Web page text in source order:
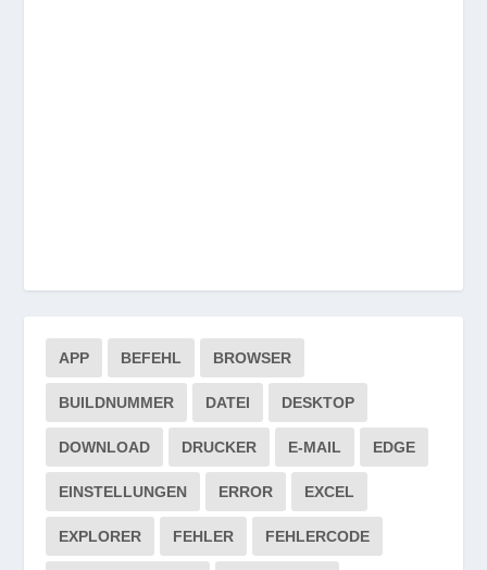
APP BEFEHL BROWSER
BUILDNUMMER DATEI DESKTOP
DOWNLOAD DRUCKER E-MAIL EDGE
EINSTELLUNGEN ERROR EXCEL
EXPLORER FEHLER FEHLERCODE